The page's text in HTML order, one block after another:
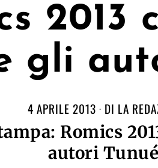
2013
gli
4 APRILE 2013 DI LA
Romics
autori